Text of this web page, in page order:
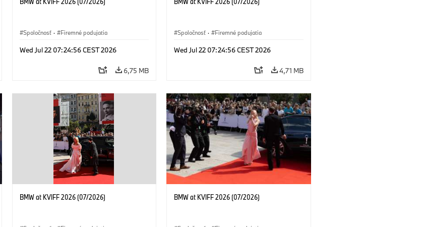
Spoločnosť · Firemné podujatia
Wed Jul 22 07:24:56 CEST 2026
6,75 MB
Spoločnosť · Firemné podujatia
Wed Jul 22 07:24:56 CEST 2026
4,71 MB
BMW at KVIFF 2026 (07/2026) BMW at KVIFF 2026 (07/2026)